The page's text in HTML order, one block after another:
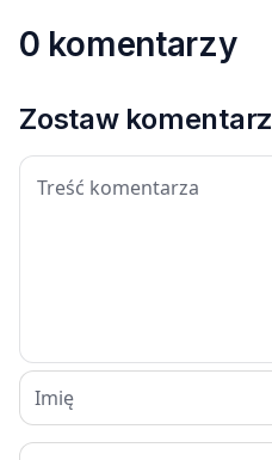
0 komentarzy
Zostaw komentarz